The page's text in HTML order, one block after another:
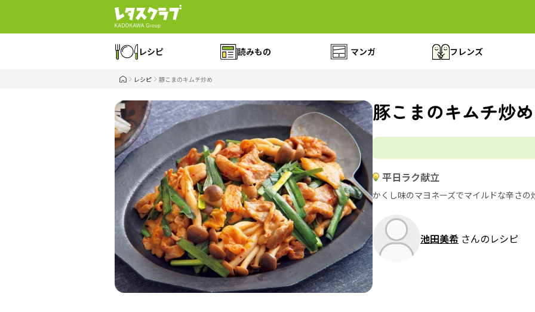
レシピ 読みもの マンガ フレンズ
レシピ 豚こまのキムチ炒め
豚こまのキムチ炒め
平日ラク献立
かくし味のマヨネーズでマイルドな辛さの
池田美希 さんのレシピ